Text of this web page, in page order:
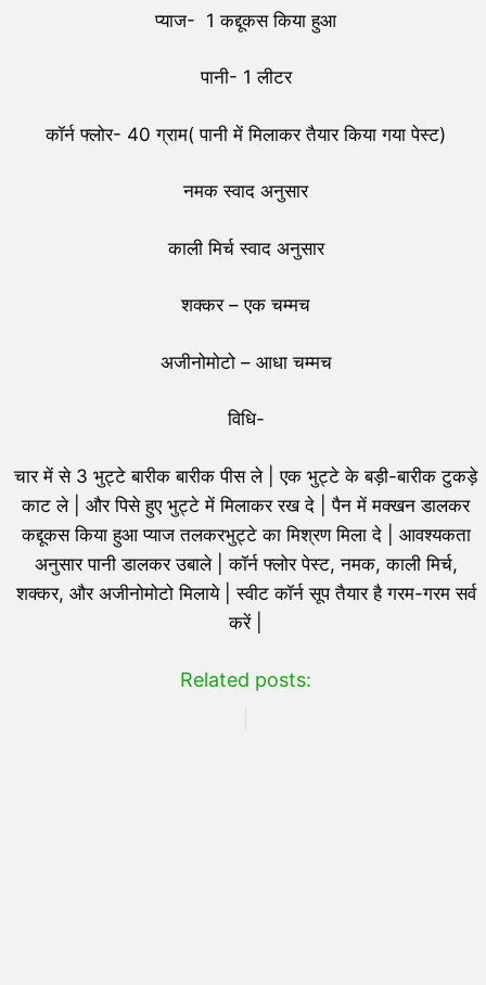
प्याज- 1 कद्दूकस किया हुआ
पानी- 1 लीटर
कॉर्न फ्लोर- 40 ग्राम( पानी में मिलाकर तैयार किया गया पेस्ट)
नमक स्वाद अनुसार
काली मिर्च स्वाद अनुसार
शक्कर – एक चम्मच
अजीनोमोटो – आधा चम्मच
विधि-
चार में से 3 भुट्टे बारीक बारीक पीस ले | एक भुट्टे के बड़ी-बारीक टुकड़े
काट ले | और पिसे हुए भुट्टे में मिलाकर रख दे | पैन में मक्खन डालकर
कद्दूकस किया हुआ प्याज तलकरभुट्टे का मिश्रण मिला दे | आवश्यकता
अनुसार पानी डालकर उबाले | कॉर्न फ्लोर पेस्ट, नमक, काली मिर्च,
शक्कर, और अजीनोमोटो मिलाये | स्वीट कॉर्न सूप तैयार है गरम-गरम सर्व
करें |
Related posts: